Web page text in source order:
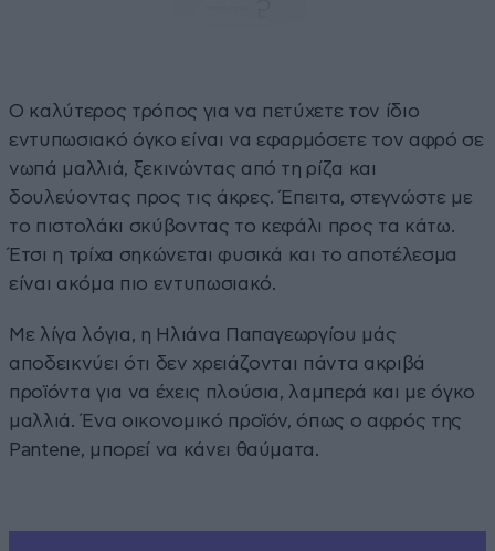
Ο καλύτερος τρόπος για να πετύχετε τον ίδιο
εντυπωσιακό όγκο είναι να εφαρμόσετε τον αφρό σε
νωπά μαλλιά, ξεκινώντας από τη ρίζα και
δουλεύοντας προς τις άκρες. Έπειτα, στεγνώστε με
το πιστολάκι σκύβοντας το κεφάλι προς τα κάτω.
Έτσι η τρίχα σηκώνεται φυσικά και το αποτέλεσμα
είναι ακόμα πιο εντυπωσιακό.
Με λίγα λόγια, η Ηλιάνα Παπαγεωργίου μάς
αποδεικνύει ότι δεν χρειάζονται πάντα ακριβά
προϊόντα για να έχεις πλούσια, λαμπερά και με όγκο
μαλλιά. Ένα οικονομικό προϊόν, όπως ο αφρός της
Pantene, μπορεί να κάνει θαύματα.